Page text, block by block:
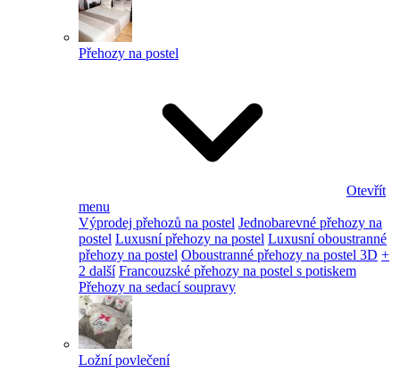
Přehozy na postel
Otevřít
menu
Výprodej přehozů na postel Jednobarevné přehozy na
postel Luxusní přehozy na postel Luxusní oboustranné
přehozy na postel Oboustranné přehozy na postel 3D +
2 další Francouzské přehozy na postel s potiskem
Přehozy na sedací soupravy
Ložní povlečení